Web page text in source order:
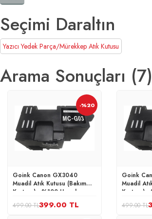
Seçimi Daraltın
Yazıcı Yedek Parça/Mürekkep Atık Kutusu
Arama Sonuçları (7)
-%20
Goink Canon GX3040
Muadil Atık Kutusu (Bakım
Kartuşu) - %100 Uyumlu
499.00 TL399.00 TL
Goink
Muadil
Kartuşu) -
499.00 TL